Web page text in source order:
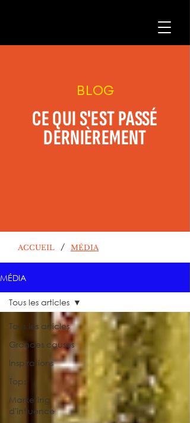
BLOG
CE QUI S'EST PASSÉ
DERNIÈREMENT
ACCUEIL / MÉDIA
MÉDIA
Tous les articles
Grandes causes
Inspirations
Tops
Marketing
d'influence
Tous les articles